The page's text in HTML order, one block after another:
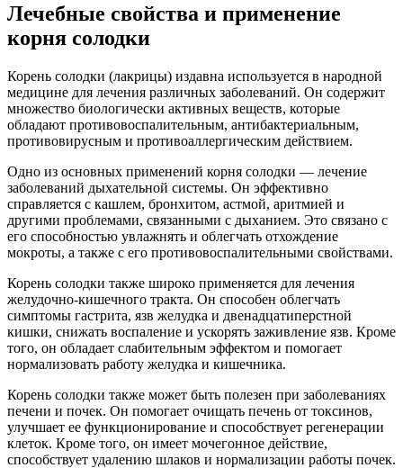
Лечебные свойства и применение
корня солодки
Корень солодки (лакрицы) издавна используется в народной
медицине для лечения различных заболеваний. Он содержит
множество биологически активных веществ, которые
обладают противовоспалительным, антибактериальным,
противовирусным и противоаллергическим действием.
Одно из основных применений корня солодки — лечение
заболеваний дыхательной системы. Он эффективно
справляется с кашлем, бронхитом, астмой, аритмией и
другими проблемами, связанными с дыханием. Это связано с
его способностью увлажнять и облегчать отхождение
мокроты, а также с его противовоспалительными свойствами.
Корень солодки также широко применяется для лечения
желудочно-кишечного тракта. Он способен облегчать
симптомы гастрита, язв желудка и двенадцатиперстной
кишки, снижать воспаление и ускорять заживление язв. Кроме
того, он обладает слабительным эффектом и помогает
нормализовать работу желудка и кишечника.
Корень солодки также может быть полезен при заболеваниях
печени и почек. Он помогает очищать печень от токсинов,
улучшает ее функционирование и способствует регенерации
клеток. Кроме того, он имеет мочегонное действие,
способствует удалению шлаков и нормализации работы почек.